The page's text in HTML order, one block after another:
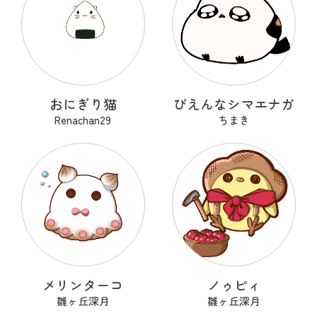
おにぎり猫
Renachan29
ぴえんなシマエナガ
ちまき
メリンターコ
雛ヶ丘深月
ノゥピィ
雛ヶ丘深月